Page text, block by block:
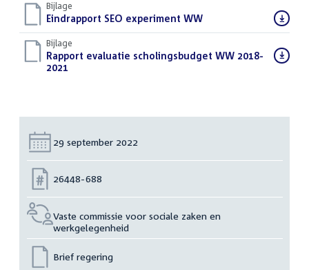
Bijlage
Download
bestand:
Eindrapport SEO experiment WW(PDF)
Bijlage
Download
bestand:
Rapport evaluatie scholingsbudget WW 2018-
2021
Datum:
29 september 2022
Nummer:
26448-688
Vaste commissie voor sociale zaken en
werkgelegenheid
Brief regering